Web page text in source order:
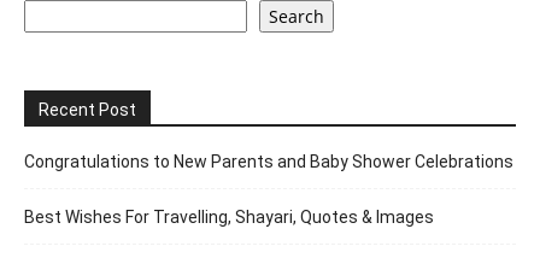
Search
Recent Post
Congratulations to New Parents and Baby Shower Celebrations
Best Wishes For Travelling, Shayari, Quotes & Images